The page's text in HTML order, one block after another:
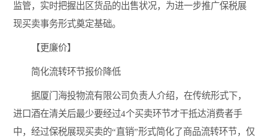
监管，实时把握出区货品的出售状况，为进一步推广保税展
现买卖事务形式奠定基础。
【更廉价】
简化流转环节报价降低
据厦门海投物流有限公司负责人介绍，在传统形式下，
进口酒在清关后最少要经过4个买卖环节才干抵达消费者手
中，经过保税展现买卖的“直销”形式简化了商品流转环节，仅